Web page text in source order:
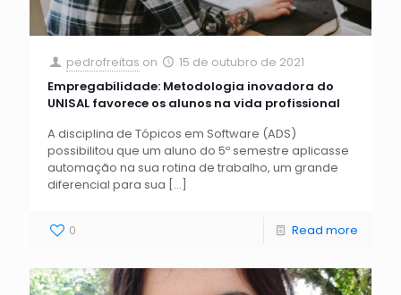
pedrofreitas on
15 de outubro de 2021
Empregabilidade: Metodologia inovadora do
UNISAL favorece os alunos na vida profissional
A disciplina de Tópicos em Software (ADS)
possibilitou que um aluno do 5º semestre aplicasse
automação na sua rotina de trabalho, um grande
diferencial para sua […]
0 Read more